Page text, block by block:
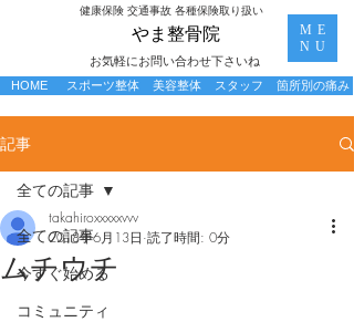
お気軽にお問い合わせ下さいね
​やま整骨院
​健康保険 交通事故 各種保険取り扱い
ME
NU
スポーツ整体 美容整体 箇所別の痛み
HOME スタッフ
記事
全ての記事
今すぐ始める
コミュニティ
全ての記事
ムチウチ
takahiroxxxxxvvv
2018年6月13日 読了時間: 0分